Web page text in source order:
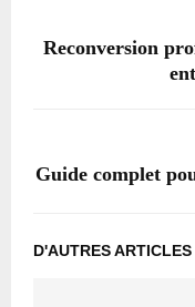
Reconversion
Guide complet
D'AUTRES ARTICLES